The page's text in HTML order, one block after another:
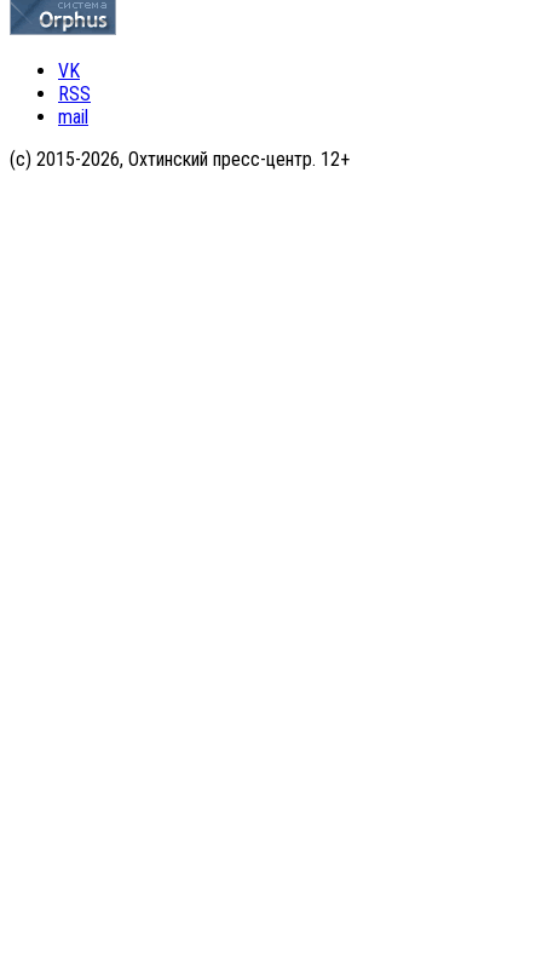
VK
RSS
mail
(с) 2015-2026, Охтинский пресс-центр. 12+